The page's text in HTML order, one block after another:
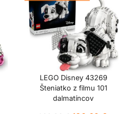
LEGO Disney 43269
Šteniatko z filmu 101
dalmatíncov